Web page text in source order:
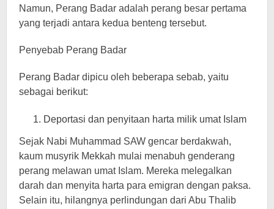
Namun, Perang Badar adalah perang besar pertama
yang terjadi antara kedua benteng tersebut.
Penyebab Perang Badar
Perang Badar dipicu oleh beberapa sebab, yaitu
sebagai berikut:
Deportasi dan penyitaan harta milik umat Islam
Sejak Nabi Muhammad SAW gencar berdakwah,
kaum musyrik Mekkah mulai menabuh genderang
perang melawan umat Islam. Mereka melegalkan
darah dan menyita harta para emigran dengan paksa.
Selain itu, hilangnya perlindungan dari Abu Thalib